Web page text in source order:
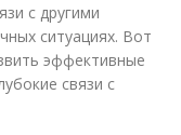
с другими
ситуациях. Вот
эффективные
связи с